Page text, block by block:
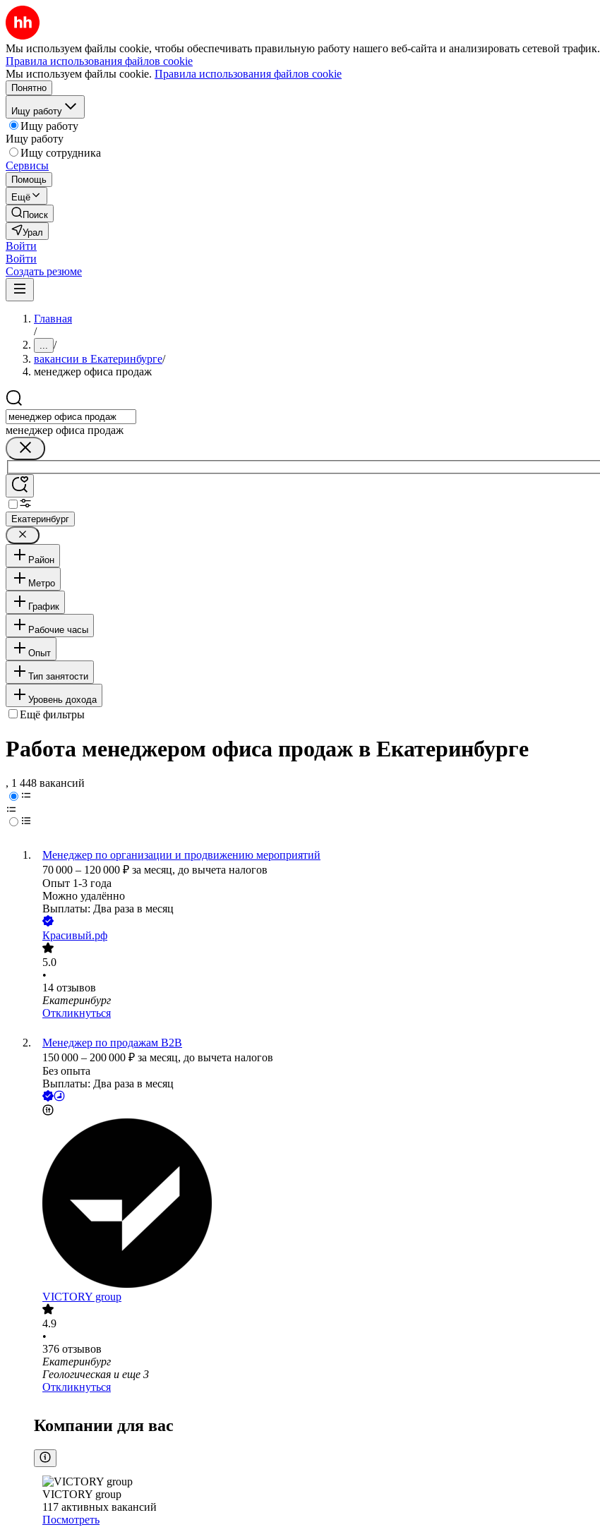
Мы используем файлы cookie, чтобы обеспечивать правильную работу нашего веб-сайта и анализировать сетевой трафик.
Правила использования файлов cookie
Мы используем файлы cookie. Правила использования файлов cookie
Понятно
Ищу работу
Ищу работу
Ищу работу
Ищу сотрудника
Сервисы
Помощь
Ещё
Поиск
Урал
Войти
Войти
Создать резюме
Главная
/
... /
вакансии в Екатеринбурге/
менеджер офиса продаж
менеджер офиса продаж
Екатеринбург
Район
Метро
График
Рабочие часы
Опыт
Тип занятости
Уровень дохода
Ещё фильтры
Работа менеджером офиса продаж в Екатеринбурге
, 1 448 вакансий
Менеджер по организации и продвижению мероприятий
70 000 – 120 000 ₽ за месяц, до вычета налогов
Опыт 1-3 года
Можно удалённо
Выплаты: Два раза в месяц
Красивый.рф
5.0
•
14 отзывов
Екатеринбург
Откликнуться
Менеджер по продажам B2B
150 000 – 200 000 ₽ за месяц, до вычета налогов
Без опыта
Выплаты: Два раза в месяц
VICTORY group
4.9
•
376 отзывов
Екатеринбург
Геологическая и еще 3
Откликнуться
Компании для вас
VICTORY group
117 активных вакансий
Посмотреть